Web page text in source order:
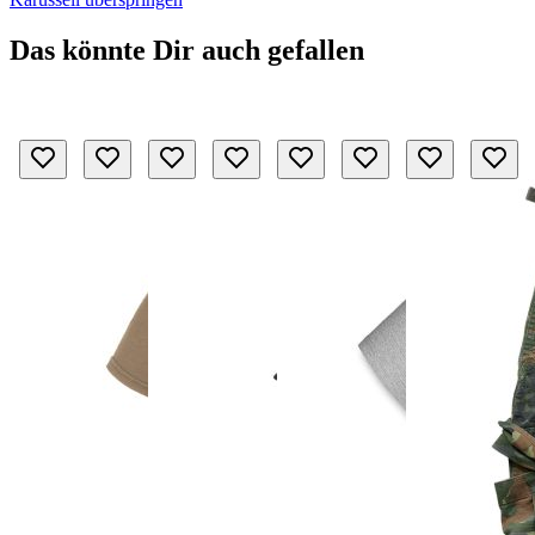
Das könnte Dir auch gefallen